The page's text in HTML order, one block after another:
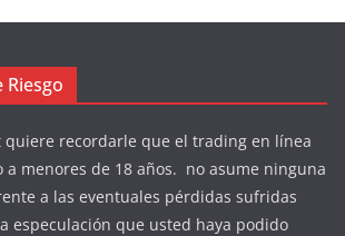
quiere recordarle que el trading en línea
a menores de 18 años. no asume ninguna
a las eventuales pérdidas sufridas
especulación que usted haya podido